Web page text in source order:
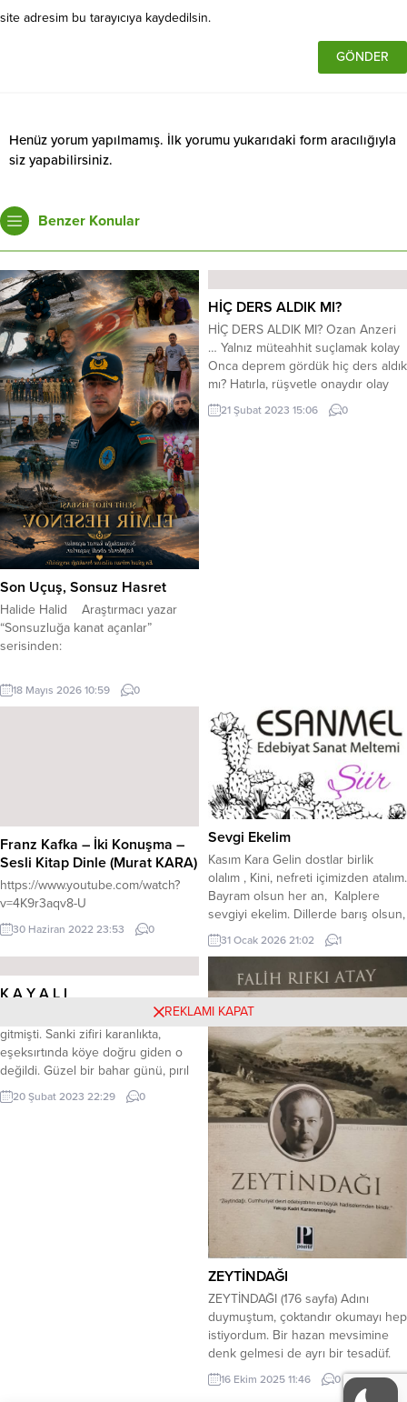
site adresim bu tarayıcıya kaydedilsin.
Henüz yorum yapılmamış. İlk yorumu yukarıdaki form aracılığıyla
siz yapabilirsiniz.
Benzer Konular
Son Uçuş, Sonsuz Hasret
Halide Halid Araştırmacı yazar
“Sonsuzluğa kanat açanlar”
serisinden:
Azerbaycan’ın sınırları ve gökyüzü
her zaman vatanseverlik ruhuyla
hazırlanıyorlardı. Az sonra, masmavi
gökyüzü onları yeniden
kucaklayacak, vatanın emniyeti...
18 Mayıs 2026 10:59 0
HİÇ DERS ALDIK MI?
HİÇ DERS ALDIK MI? Ozan Anzeri
… Yalnız müteahhit suçlamak kolay
Onca deprem gördük hiç ders aldık
mı? Hatırla, rüşvetle onaydır olay
Sonucu görüp de memnun kaldık
mı? O günün tarihi altı şubattı
21 Şubat 2023 15:06 0
Franz Kafka – İki Konuşma –
Sesli Kitap Dinle (Murat KARA)
https://www.youtube.com/watch?
v=4K9r3aqv8-U
30 Haziran 2022 23:53 0
Sevgi Ekelim
​Kasım Kara ​Gelin dostlar birlik
olalım , Kini, nefreti içimizden atalım.
Bayram olsun her an, Kalplere
sevgiyi ekelim. ​Dillerde barış olsun,
özde kardeşlik, Gönül kapılarını
sonuna kadar açalım. Bitmesin
dünyada bu güzel birliktelik,
Kalplere sevgi ekelim. ​ Fani dünya
kimseye kalmaz, İyilikten başka
hiçbir şey kar sayılmaz. Sevgiyle
bakmayan Hakk’ın...
31 Ocak 2026 21:02 1
K A Y A L I
“…Şahide Hanım hayallere dalıp
gitmişti. Sanki zifiri karanlıkta,
eşeksırtında köye doğru giden o
değildi. Güzel bir bahar günü, pırıl
pırıl güneşin altında, kucağında
çocuğu kocasıyla beraber kaya
20 Şubat 2023 22:29 0
ZEYTİNDAĞI
ZEYTİNDAĞI (176 sayfa) Adını
duymuştum, çoktandır okumayı hep
istiyordum. Bir hazan mevsimine
denk gelmesi de ayrı bir tesadüf.
Bu kitap özetle: ‘’Koca bir
imparatorluğun çöküş öncesi
16 Ekim 2025 11:46 0
REKLAMI KAPAT